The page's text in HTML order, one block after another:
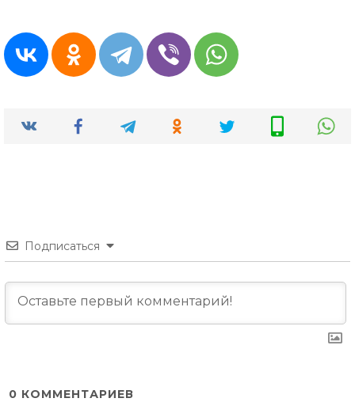
Подписаться
0 КОММЕНТАРИЕВ